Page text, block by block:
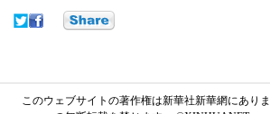
このウェブサイトの著作権は新華社新華網にあり